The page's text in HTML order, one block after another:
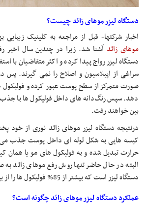
دستگاه لیزر موهای زائد چیست؟
اخبار شرکتها- قبل از مراجعه به کلینیک زیبایی
موهای زائد آشنا شد. زیرا در چندین سال اخیر
دستگاه لیزر رواج پیدا کرده و اکثر متقاضیان با
سراغی از اپیلاسیون و اصلاح را نمی گیرند. پس
صورت متمرکز از سطح پوست عبور کرده و
دهد. سپس رنگ‌دانه های داخل فولیکول ها با جذب
بین خواهند رفت.
درنتیجه دستگاه لیزر موهای زائد نوری از
کیسه هایی به شکل لوله ای داخل پوست جذب می
حرارت تبدیل شده و به فولیکول های مو یا همان
البته در حال حاضر تنها روش رفع موهای زائد
دستگاه لیزر است که بیشتر از 85% فولیکول ها را از بین می برد.
عملکرد دستگاه لیزر موهای زائد چگونه است؟